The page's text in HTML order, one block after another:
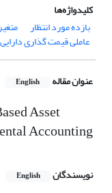
کلیدواژه‌ها
بازده مورد انتظار
عاملی قیمت گذاری
عنوان مقاله English
Asset
Accounting
نویسندگان English